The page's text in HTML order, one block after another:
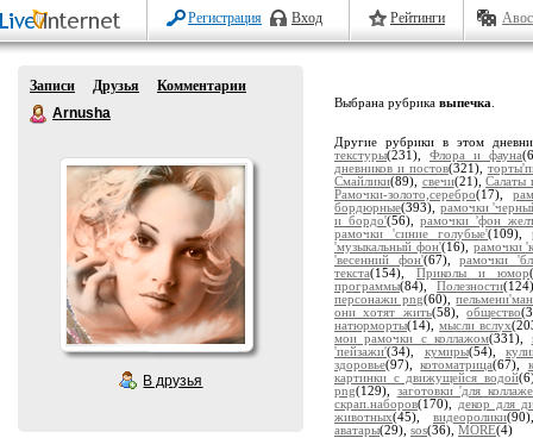
Регистрация Вход Рейтинги
Записи Друзья
Комментарии
Arnusha
В друзья
Выбрана рубрика выпечка
Другие рубрики в этом
текстуры(231), Флора и фауна
дневников и постов(321),
Смайлики(89), свечи(21),Салаты
Рамочки-золото,серебро(17),
бордюрные(393), рамочки
и бордо'(56),рамочки 'фон
рамочки 'синие голубые'(109),
'музыкальный фон'(16), рамочки
'весенний фон'(67),рамочки
текста(154), Приколы и юмор
программы(84),Полезности
персонажи png(60),
они хотят жить(58),общество
натюрморты(14),мысли вслух
мои рамочки с коллажом(331),
'пейзажи'(34), кумиры(54),
здоровье(97),котоматрица(67),
картинки с движущейся водой
png(129), заготовки 'для
скрап.наборов(170), декор для
животных(45), видеоролики
аватары(29), sos(36), MORE(4)